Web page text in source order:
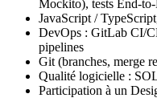
Mockito), tests End-
JavaScript /
DevOps : GitLab CI/
pipelines
Git (branches, merge
Qualité logicielle :
Participation à un